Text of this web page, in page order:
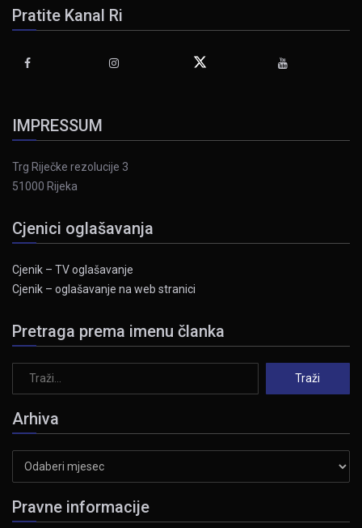
Pratite Kanal Ri
IMPRESSUM
Trg Riječke rezolucije 3
51000 Rijeka
Cjenici oglašavanja
Cjenik – TV oglašavanje
Cjenik – oglašavanje na web stranici
Pretraga prema imenu članka
Arhiva
Pravne informacije